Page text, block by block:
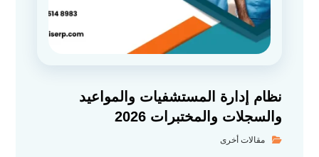
نظام إدارة المستشفيات والمواعيد
والسجلات والمختبرات 2026
مقالات أخرى